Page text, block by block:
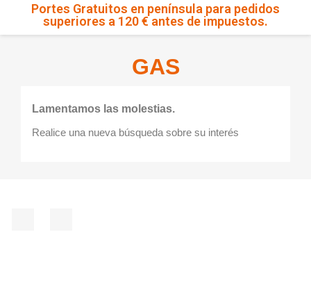
Portes Gratuitos en península para pedidos
superiores a 120 € antes de impuestos.
GAS
Lamentamos las molestias.
Realice una nueva búsqueda sobre su interés